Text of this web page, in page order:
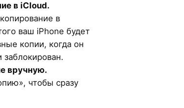
в iCloud.
в
ваш iPhone будет
копии, когда он
вручную.
чтобы сразу